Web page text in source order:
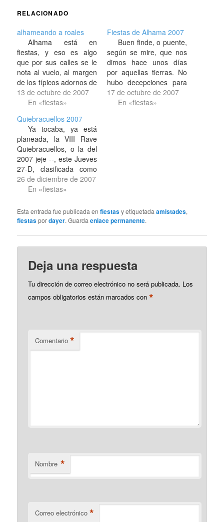
RELACIONADO
alhameando a roales
Alhama está en
fiestas, y eso es algo
que por sus calles se le
nota al vuelo, al margen
de los típicos adornos de
luces y tal de "felices
fiestas". Ya estamos a
los días, y noches, más
grandes de sus fiestas.
Estos días…
13 de octubre de 2007
En «fiestas»
Fiestas de Alhama 2007
Buen finde, o puente,
según se mire, que nos
dimos hace unos días
por aquellas tierras. No
hubo decepciones para
nada, en unas fiestas
que como de costumbre
17 de octubre de 2007
En «fiestas»
Quiebracuellos 2007
Ya tocaba, ya está
planeada, la VIII Rave
Quiebracuellos, o la del
2007 jeje --, este Jueves
27-D, clasificada como
extended edition. Tendrá
lugar en Soto Party's
de Juanjo. A los
asistentes se les ruega
o no, que luego…
26 de diciembre de 2007
En «fiestas»
Esta entrada fue publicada enfiestasy etiquetadaamistades,
fiestaspordayer. Guardaenlace permanente.
Deja una respuesta
Tu dirección de correo electrónico no será publicada. Los
campos obligatorios están marcados con*
Comentario *
Nombre *
Correo electrónico *